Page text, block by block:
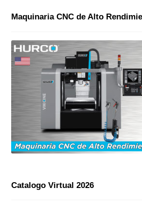
Maquinaria CNC de Alto
Catalogo Virtual 2026